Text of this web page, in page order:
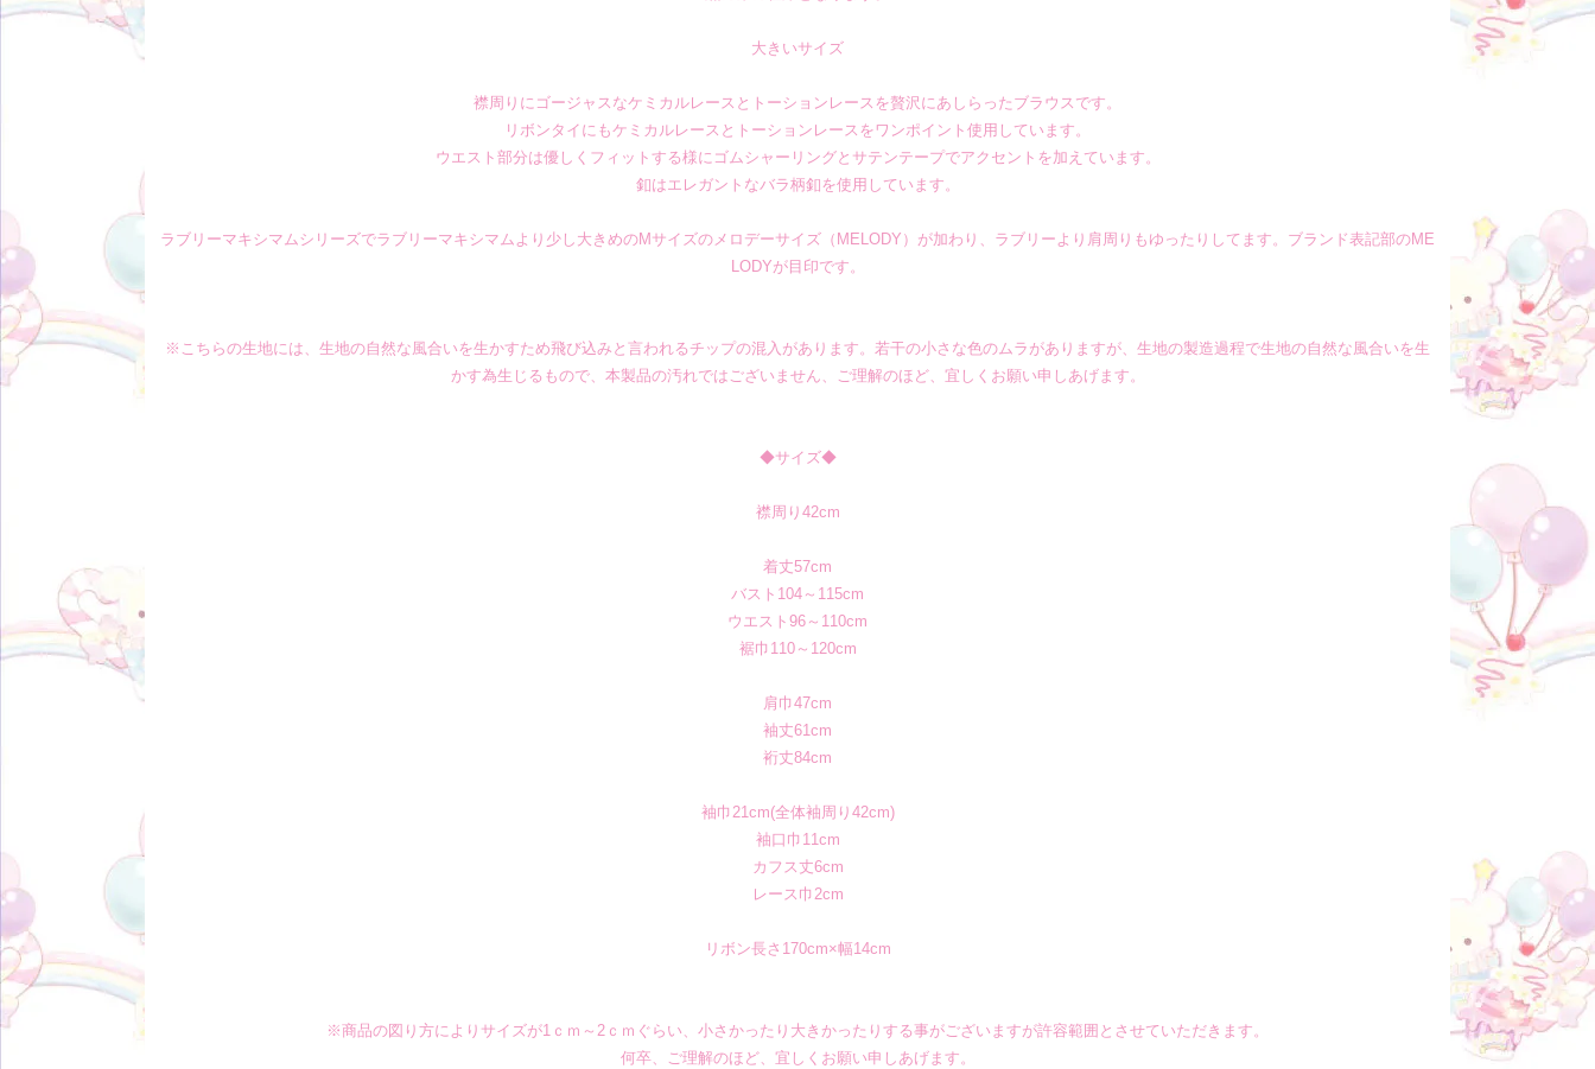
大きいサイズ
襟周りにゴージャスなケミカルレースとトーションレースを贅沢にあしらったブラウスです。
リボンタイにもケミカルレースとトーションレースをワンポイント使用しています。
ウエスト部分は優しくフィットする様にゴムシャーリングとサテンテープでアクセントを加えています。
釦はエレガントなバラ柄釦を使用しています。
ラブリーマキシマムシリーズでラブリーマキシマムより少し大きめのMサイズのメロデーサイズ（MELODY）が加わり、ラブリーより肩周りもゆったりしてます。ブランド表記部のME
LODYが目印です。
※こちらの生地には、生地の自然な風合いを生かすため飛び込みと言われるチップの混入があります。若干の小さな色のムラがありますが、生地の製造過程で生地の自然な風合いを生
かす為生じるもので、本製品の汚れではございません、ご理解のほど、宜しくお願い申しあげます。
◆サイズ◆
襟周り42cm
着丈57cm
バスト104～115cm
ウエスト96～110cm
裾巾110～120cm
肩巾47cm
袖丈61cm
裄丈84cm
袖巾21cm(全体袖周り42cm)
袖口巾11cm
カフス丈6cm
レース巾2cm
リボン長さ170cm×幅14cm
※商品の図り方によりサイズが1ｃｍ～2ｃｍぐらい、小さかったり大きかったりする事がございますが許容範囲とさせていただきます。
何卒、ご理解のほど、宜しくお願い申しあげます。